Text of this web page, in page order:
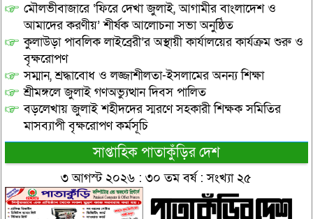
মৌলভীবাজারে ‘ফিরে দেখা জুলাই, আগামীর বাংলাদেশ ও
আমাদের করণীয়’ শীর্ষক আলোচনা সভা অনুষ্ঠিত
কুলাউড়া পাবলিক লাইব্রেরী’র অস্থায়ী কার্যালয়ের কার্যক্রম শুরু ও
বৃক্ষরোপণ
সম্মান, শ্রদ্ধাবোধ ও লজ্জাশীলতা-ইসলামের অনন্য শিক্ষা
শ্রীমঙ্গলে জুলাই গণঅভ্যুত্থান দিবস পালিত
বড়লেখায় জুলাই শহীদদের স্মরণে সহকারী শিক্ষক সমিতির
মাসব্যাপী বৃক্ষরোপণ কর্মসূচি
সাপ্তাহিক পাতাকুঁড়ির দেশ
৩ আগস্ট ২০২৬ : ৩০ তম বর্ষ : সংখ্যা ২৫